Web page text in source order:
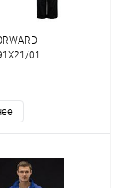
01